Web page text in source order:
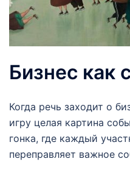
Бизнес как
Когда речь заходит о
игру целая картина
гонка, где каждый
переправляет важное